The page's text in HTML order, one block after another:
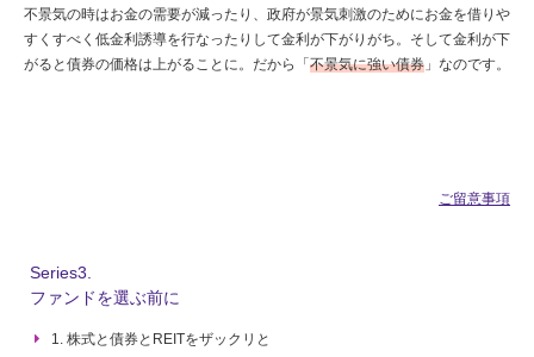
Series3.
ファンドを選ぶ前に
1. 株式と債券とREITをザックリと
不景気の時はお金の需要が減ったり、政府が景気刺激のためにお金を借りや
すくすべく低金利誘導を行なったりして金利が下がりがち。そして金利が下
がると債券の価格は上がることに。だから「不景気に強い債券 」なのです。
ご留意事項